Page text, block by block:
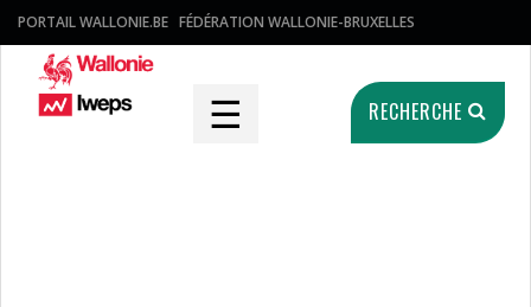
PORTAIL WALLONIE.BE FÉDÉRATION WALLONIE-BRUXELLES
☰ RECHERCHE